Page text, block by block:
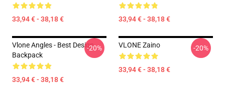
33,94 € - 38,18 € 33,94 € - 38,18 €
Vlone Angles - Best Design
Backpack
33,94 € - 38,18 €
-20% VLONE Zaino
33,94 € - 38,18 €
-20%